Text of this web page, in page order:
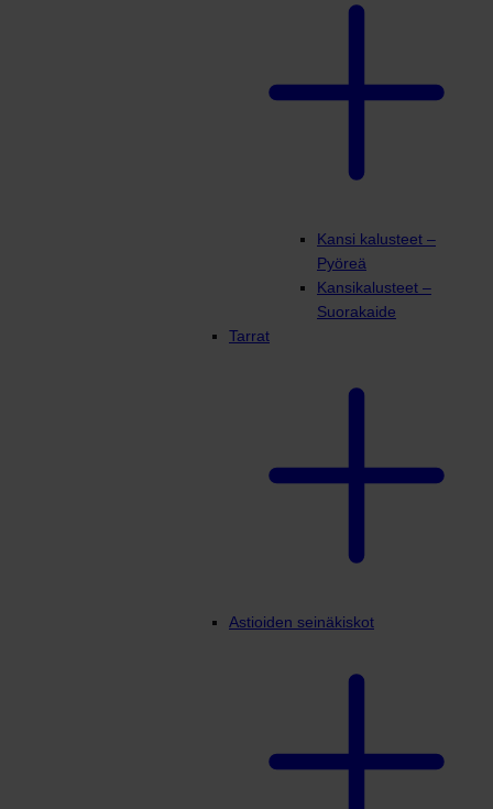
Kansi kalusteet –
Pyöreä
Kansikalusteet –
Suorakaide
Tarrat
Astioiden seinäkiskot